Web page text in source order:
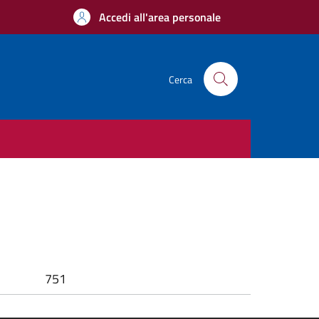
Accedi all'area personale
Cerca
751